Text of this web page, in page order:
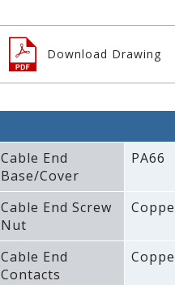
Download Drawing
Cable End
Base/Cover
PA66
Cable End Screw
Nut
Cable End
Contacts